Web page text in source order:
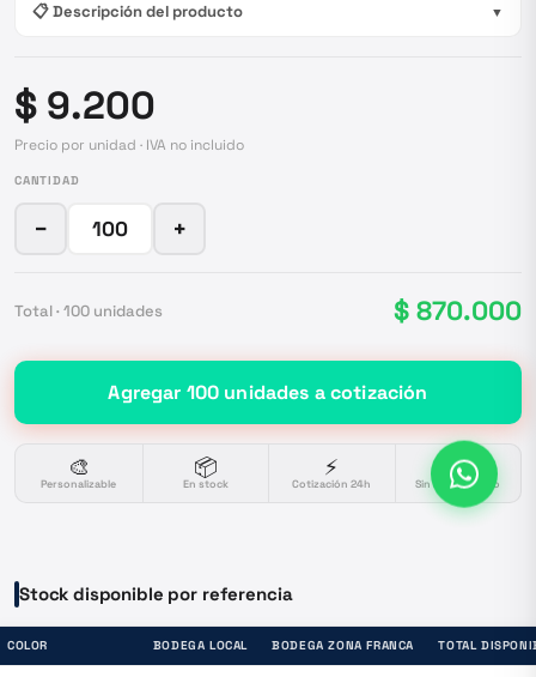
📋 Descripción del producto ▼
$ 9.200
Precio por unidad · IVA no incluido
CANTIDAD
− +
Total · 100 unidades $ 870.000
Agregar 100 unidades a cotización
🎨
Personalizable
📦
En stock
⚡
Cotización 24h
🔒
Sin compromiso
Stock disponible por referencia
COLOR BODEGA LOCAL BODEGA ZONA FRANCA TOTAL